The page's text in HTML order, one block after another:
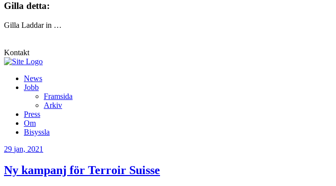
Gilla detta:
Gilla Laddar in …
Kontakt
News
Jobb
Framsida
Arkiv
Press
Om
Bisyssla
29 jan, 2021
Ny kampanj för Terroir Suisse